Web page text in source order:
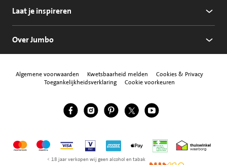
Laat je inspireren
Over Jumbo
Algemene voorwaarden Kwetsbaarheid melden
Cookies & Privacy
Toegankelijkheidsverklaring
Cookie voorkeuren
Volg ons
Jumbo Facebook
Jumbo Instagram
Jumbo Pinterest
Jumbo Twitter
Jumbo YouTube
MastercardMaestroVisa Vpay American Express
Apple Pay Thuiswinkel
< 18 jaar verkopen wij geen alcohol en tabak